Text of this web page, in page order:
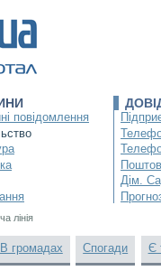
повідомлення
Дім.
лінія
В громадах Спогади Є